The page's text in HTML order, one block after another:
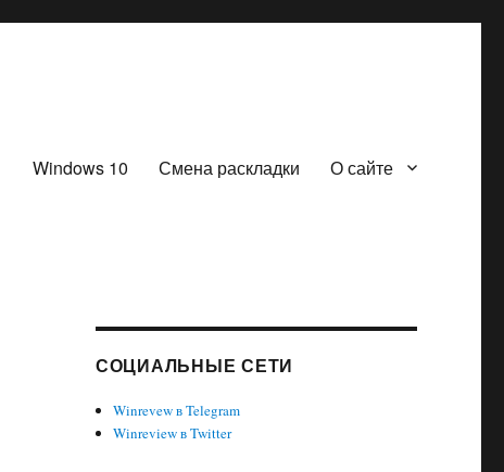
Windows 10 Смена раскладки О сайте
СОЦИАЛЬНЫЕ СЕТИ
Winrevew в Telegram
Winreview в Twitter